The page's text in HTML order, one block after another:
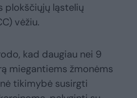
plokščiųjų ląstelių
vėžiu.
kad daugiau nei 9
miegantiems žmonėms
tikimybė susirgti